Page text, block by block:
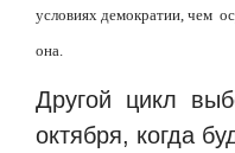
условиях демократии, чем
она.
Другой цикл
октября, когда